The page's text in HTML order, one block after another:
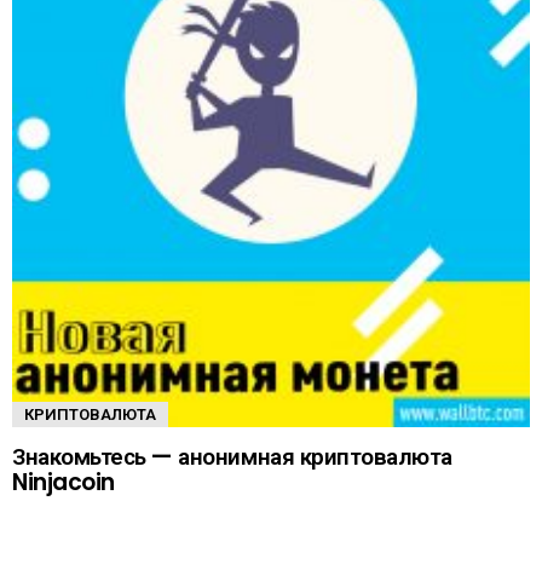
КРИПТОВАЛЮТА
Знакомьтесь — анонимная криптовалюта
Ninjacoin